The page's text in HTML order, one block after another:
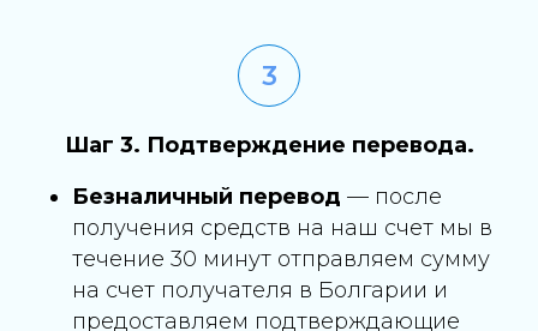
Шаг 3. Подтверждение перевода.
Безналичный перевод — после
получения средств на наш счет мы в
течение 30 минут отправляем сумму
на счет получателя в Болгарии и
предоставляем подтверждающие